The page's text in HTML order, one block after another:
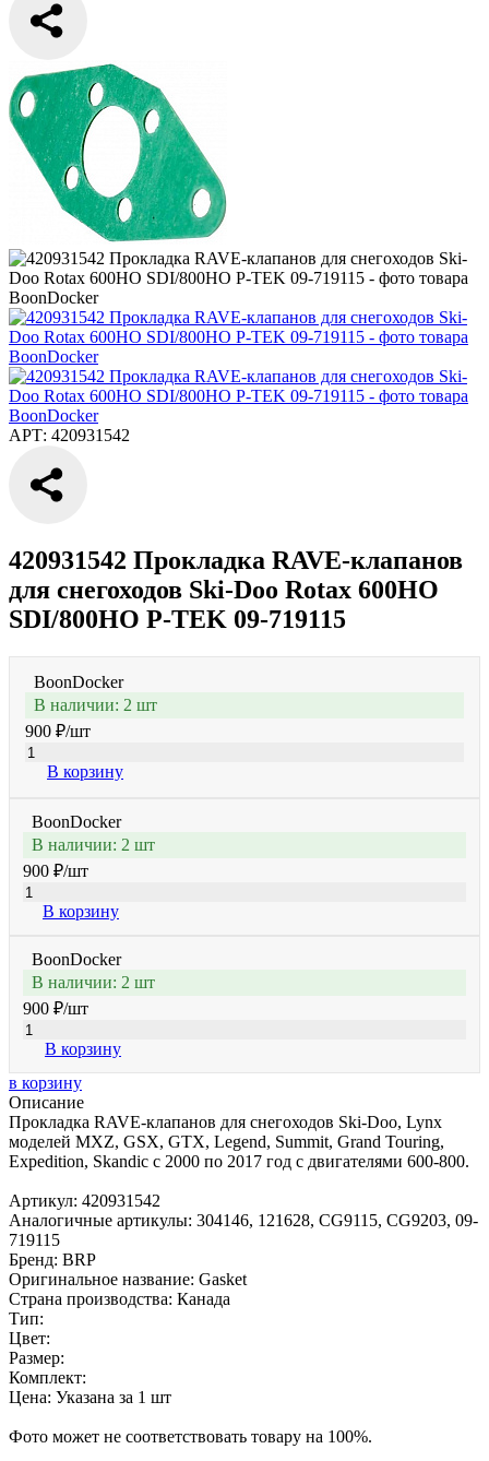
АРТ: 420931542
420931542 Прокладка RAVE-клапанов
для снегоходов Ski-Doo Rotax 600HO
SDI/800HO P-TEK 09-719115
BoonDocker
В наличии: 2 шт
900 ₽/шт
В корзину
BoonDocker
В наличии: 2 шт
900 ₽/шт
В корзину
BoonDocker
В наличии: 2 шт
900 ₽/шт
В корзину
в корзину
Описание
Прокладка RAVE-клапанов для снегоходов Ski-Doo, Lynx
моделей MXZ, GSX, GTX, Legend, Summit, Grand Touring,
Expedition, Skandic c 2000 по 2017 год c двигателями 600-800.
Артикул: 420931542
Аналогичные артикулы: 304146, 121628, CG9115, CG9203, 09-
719115
Бренд: BRP
Оригинальное название: Gasket
Страна производства: Канада
Тип:
Цвет:
Размер:
Комплект:
Цена: Указана за 1 шт
Фото может не соответствовать товару на 100%.